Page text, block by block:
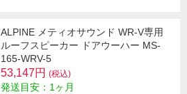
ALPINE メティオサウンド WR-V専用
ルーフスピーカー ドアウーハー MS-
165-WRV-5
53,147円 (税込)
発送目安：1ヶ月